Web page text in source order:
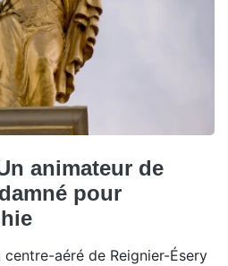
animateur de
pour
aéré de Reignier-Ésery